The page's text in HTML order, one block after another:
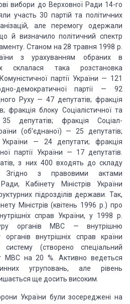
вибори до Верховної Ради 14-го
участь 30 партій та політичних
але перемогу одержали
й визначило політичний спектр
Станом на 28 травня 1998 р.
з урахуванням обраних в
склалася така розстановка
партії України — 121
демократичної партії — 92
Руху — 47 депутатів; фракція
фракція блоку Соціалістичної та
депутатів; фракція Соціал-
(об’єднаної) — 25 депутатів;
України — 24 депутати; фракція
партії України — 17 депутатів.
з них400 входять до складу
Згідно з правовими актами
Кабінету Міністрів України
підрозділів держави. Так,
Міністрів (квітень 1996 р.) про
справ України, у 1998 р.
органів МВС — внутрішню
органів внутрішніх справ країни
(створено спеціальний
МВС на 20 %. Активно ведеться
угруповань, але рівень
ще досить високим.
України були зосереджені на